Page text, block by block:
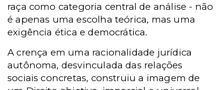
raça como categoria central de análise - não
é apenas uma escolha teórica, mas uma
exigência ética e democrática.
A crença em uma racionalidade jurídica
autônoma, desvinculada das relações
sociais concretas, construiu a imagem de